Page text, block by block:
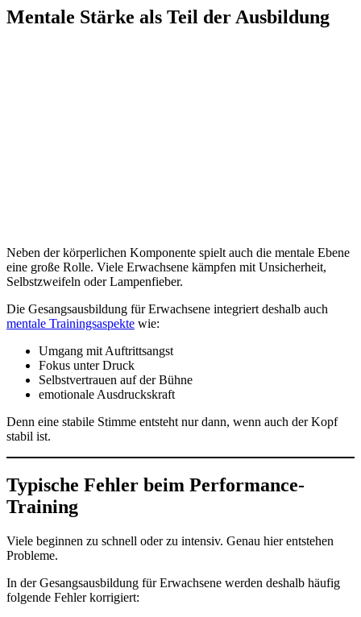
Mentale Stärke als Teil der Ausbildung
Neben der körperlichen Komponente spielt auch die mentale Ebene
eine große Rolle. Viele Erwachsene kämpfen mit Unsicherheit,
Selbstzweifeln oder Lampenfieber.
Die Gesangsausbildung für Erwachsene integriert deshalb auch
mentale Trainingsaspekte wie:
Umgang mit Auftrittsangst
Fokus unter Druck
Selbstvertrauen auf der Bühne
emotionale Ausdruckskraft
Denn eine stabile Stimme entsteht nur dann, wenn auch der Kopf
stabil ist.
Typische Fehler beim Performance-
Training
Viele beginnen zu schnell oder zu intensiv. Genau hier entstehen
Probleme.
In der Gesangsausbildung für Erwachsene werden deshalb häufig
folgende Fehler korrigiert: